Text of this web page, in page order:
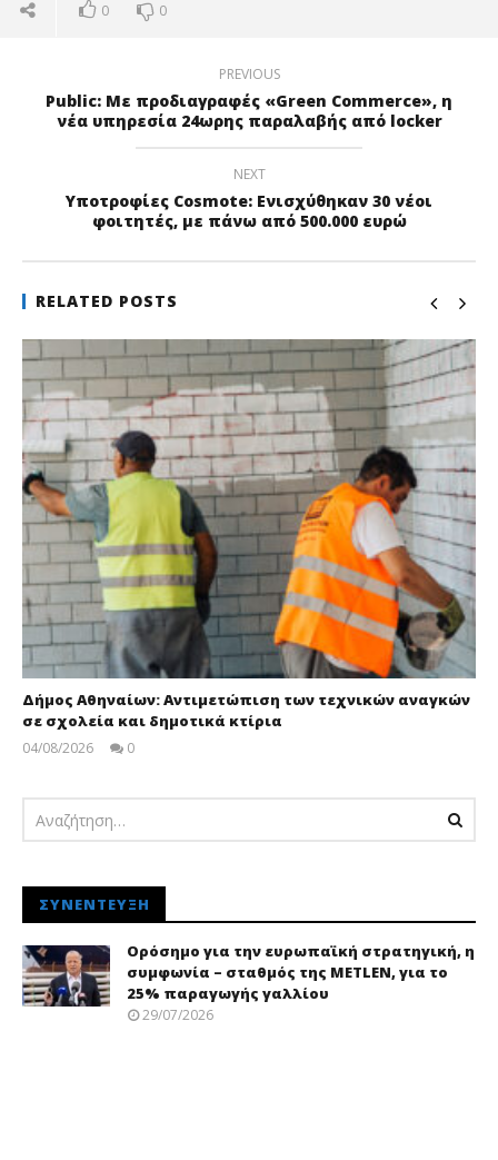
0 0
PREVIOUS
Public: Με προδιαγραφές «Green Commerce», η
νέα υπηρεσία 24ωρης παραλαβής από locker
NEXT
Υποτροφίες Cosmote: Ενισχύθηκαν 30 νέοι
φοιτητές, με πάνω από 500.000 ευρώ
RELATED POSTS
Δήμος Αθηναίων: Αντιμετώπιση των τεχνικών αναγκών
σε σχολεία και δημοτικά κτίρια
04/08/2026
0
ΣΥΝΈΝΤΕΥΞΗ
Ορόσημο για την ευρωπαϊκή στρατηγική, η
συμφωνία – σταθμός της METLEN, για το
25% παραγωγής γαλλίου
29/07/2026